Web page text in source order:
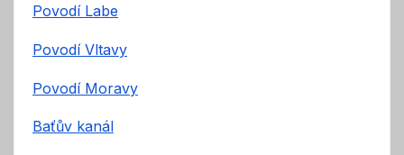
Povodí Labe
Povodí Vltavy
Povodí Moravy
Baťův kanál